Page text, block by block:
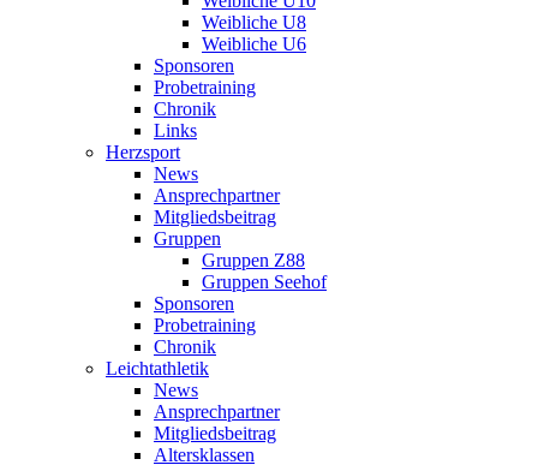
Weibliche U8
Weibliche U6
Sponsoren
Probetraining
Chronik
Links
Herzsport
News
Ansprechpartner
Mitgliedsbeitrag
Gruppen
Gruppen Z88
Gruppen Seehof
Sponsoren
Probetraining
Chronik
Leichtathletik
News
Ansprechpartner
Mitgliedsbeitrag
Altersklassen